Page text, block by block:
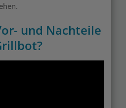
und Nachteile